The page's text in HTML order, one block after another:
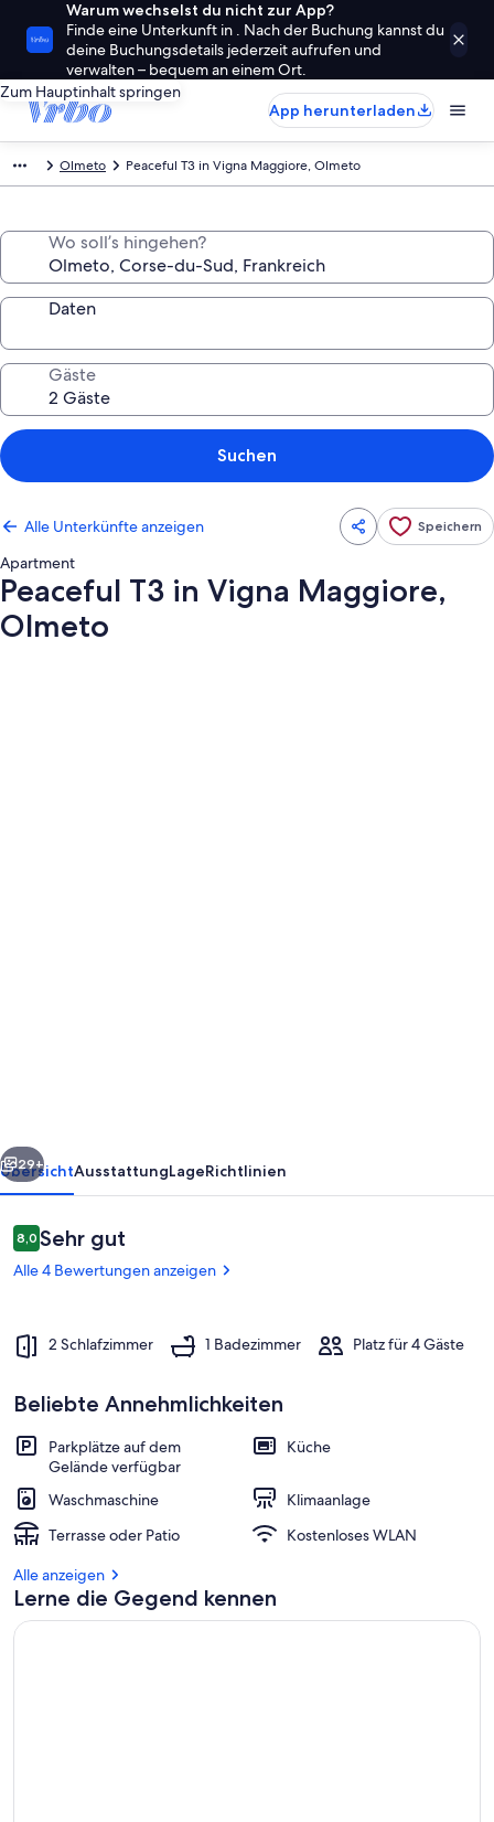
Warum wechselst du nicht zur App?
Finde eine Unterkunft in . Nach der Buchung kannst du
deine Buchungsdetails jederzeit aufrufen und
verwalten – bequem an einem Ort.
Zum Hauptinhalt springen
App herunterladen
Olmeto Peaceful T3 in Vigna Maggiore, Olmeto
Wo soll’s hingehen?
Daten
Gäste
Suchen
Alle Unterkünfte anzeigen Speichern
Apartment
Peaceful T3 in Vigna Maggiore,
Olmeto
Innenbereich
Weiter
29+
ÜbersichtAusstattungLageRichtlinien
Bewertungen
8,08,0 von 10.
Sehr gut
Alle 4 Bewertungen anzeigen
2 Schlafzimmer 1 Badezimmer Platz für 4 Gäste
Beliebte Annehmlichkeiten
Parkplätze auf dem
Gelände verfügbar
Küche
Waschmaschine
Klimaanlage
Terrasse oder Patio
Kostenloses WLAN
Alle anzeigen
Lerne die Gegend kennen